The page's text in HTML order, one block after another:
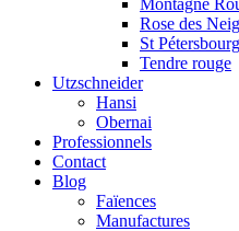
Rose des
St Pétersbourg
Tendre rouge
Utzschneider
Hansi
Obernai
Professionnels
Contact
Blog
Faïences
Manufactures